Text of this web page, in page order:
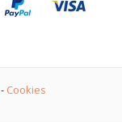
- Cookies